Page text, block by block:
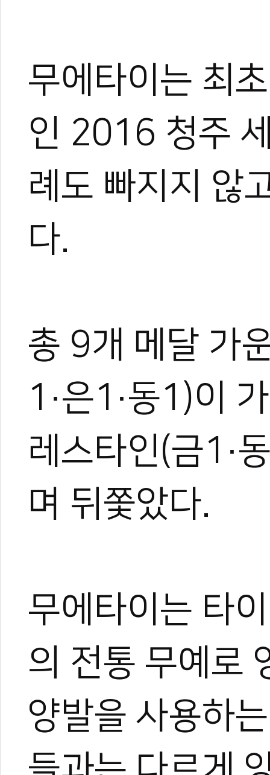
무에타이는 최
인 2016 청주
례도 빠지지 않
다.
총 9개 메달 가
1·은1·동1)이
레스타인(금1·
며 뒤쫓았다.
무에타이는 타
의 전통 무예로
양발을 사용하